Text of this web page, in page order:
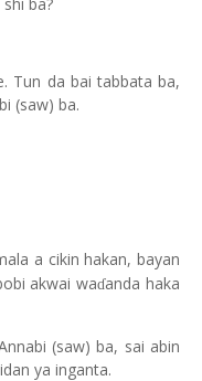
Tun da bai tabbata ba,
(saw) ba.
a cikin hakan, bayan
akwai waɗanda haka
(saw) ba, sai abin
ya inganta.